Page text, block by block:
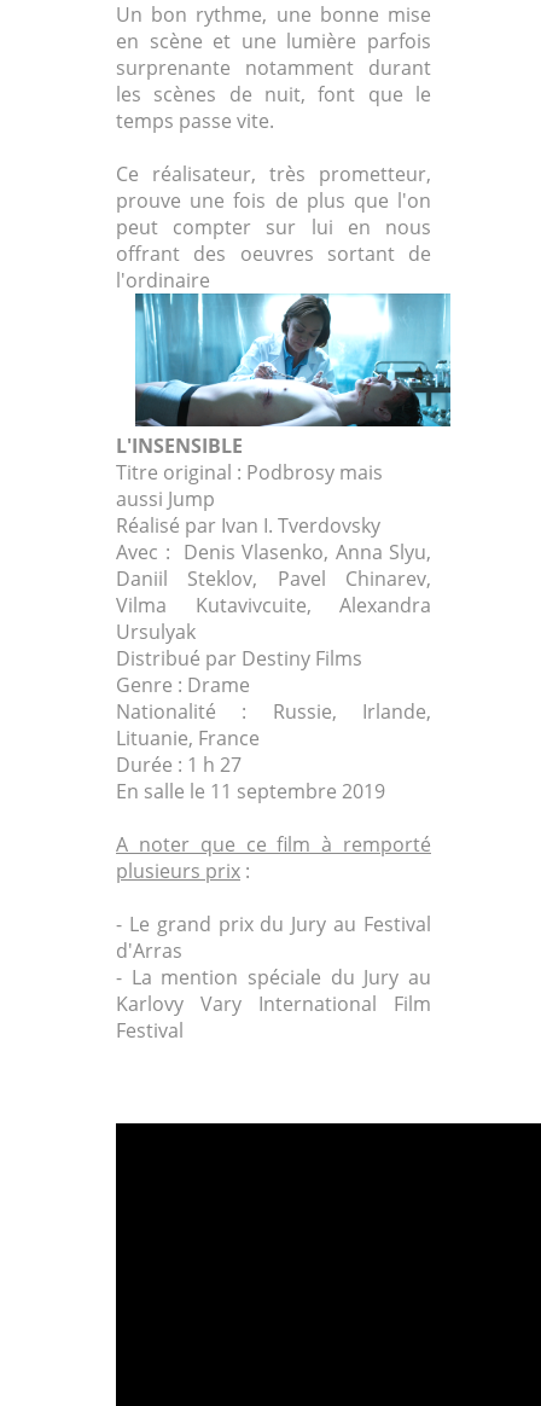
Un bon rythme, une bonne mise
en scène et une lumière parfois
surprenante notamment durant
les scènes de nuit, font que le
temps passe vite.
Ce réalisateur, très prometteur,
prouve une fois de plus que l'on
peut compter sur lui en nous
offrant des oeuvres sortant de
l'ordinaire
L'INSENSIBLE
Titre original : Podbrosy mais
aussi Jump
Réalisé par Ivan I. Tverdovsky
Avec : Denis Vlasenko, Anna Slyu,
Daniil Steklov, Pavel Chinarev,
Vilma Kutavivcuite, Alexandra
Ursulyak
Distribué par Destiny Films
Genre : Drame
Nationalité : Russie, Irlande,
Lituanie, France
Durée : 1 h 27
En salle le 11 septembre 2019
A noter que ce film à remporté
plusieurs prix :
- Le grand prix du Jury au Festival
d'Arras
- La mention spéciale du Jury au
Karlovy Vary International Film
Festival